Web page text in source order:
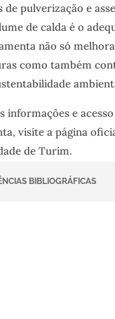
de pulverização e
de calda é o
não só
como também
informações e acesso
visite a página
de Turim.
BIBLIOGRÁFICAS